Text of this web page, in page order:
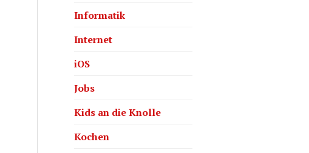
Informatik
Internet
iOS
Jobs
Kids an die Knolle
Kochen